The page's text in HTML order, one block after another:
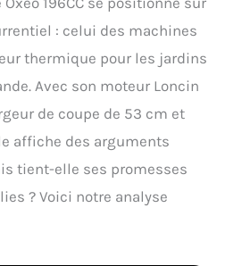
: celui des machines
thermique pour les jardins
Avec son moteur Loncin
de coupe de 53 cm et
affiche des arguments
tient-elle ses promesses
? Voici notre analyse